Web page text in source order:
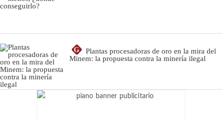
G
Plantas procesadoras de oro en la mira del
Minem: la propuesta contra la minería ilegal